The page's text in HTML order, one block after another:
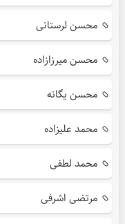
محسن لرستانی
محسن میرزازاده
محسن یگانه
محمد علیزاده
محمد لطفی
مرتضی اشرفی